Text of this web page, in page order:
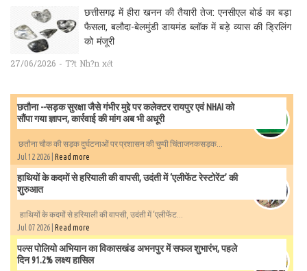
छत्तीसगढ़ में हीरा खनन की तैयारी तेज: एनसीएल बोर्ड का बड़ा
फैसला, बलौदा-बेलमुंडी डायमंड ब्लॉक में बड़े व्यास की ड्रिलिंग
को मंजूरी
27/06/2026 - T?t Nh?n xét
छतौना --सड़क सुरक्षा जैसे गंभीर मुद्दे पर कलेक्टर रायपुर एवं NHAI को
सौंपा गया ज्ञापन, कार्रवाई की मांग अब भी अधूरी
छतौना चौक की सड़क दुर्घटनाओं पर प्रशासन की चुप्पी चिंताजनकसड़क...
Jul 12 2026 | Read more
हाथियों के कदमों से हरियाली की वापसी, उदंती में ‘एलीफेंट रेस्टोरेंट’ की
शुरुआत
हाथियों के कदमों से हरियाली की वापसी, उदंती में ‘एलीफेंट...
Jul 07 2026 | Read more
पल्स पोलियो अभियान का विकासखंड अभनपुर में सफल शुभारंभ, पहले
दिन 91.2% लक्ष्य हासिल